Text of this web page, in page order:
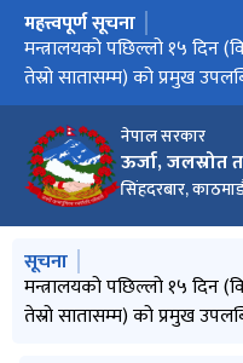
नेपाल सरकार
ऊर्जा, जलस्रोत
सिंहदरबार,
मुख्य नेभिगेसनमा जानुहोस्
महत्त्वपूर्ण सूचना
मिति २०८३/०३/३२ को
स्वीकृत संगठन संरचना
मन्त्रालयको पछिल्लो १५ दिन
तेस्रो सातासम्म) को प्रमुख
विद्युत सेवा सम्बन्धी गुनासो
गुनासो सम्बोधन गर्ने व्यवस्था
वार्षिक विकास कार्यक्रम
मुख्य नेभिगेसनमा जानुहोस्
सूचना
मिति २०८३/०३/३२ को
स्वीकृत संगठन संरचना
मन्त्रालयको पछिल्लो १५ दिन
तेस्रो सातासम्म) को प्रमुख
विद्युत सेवा सम्बन्धी गुनासो
गुनासो सम्बोधन गर्ने व्यवस्था
वार्षिक विकास कार्यक्रम